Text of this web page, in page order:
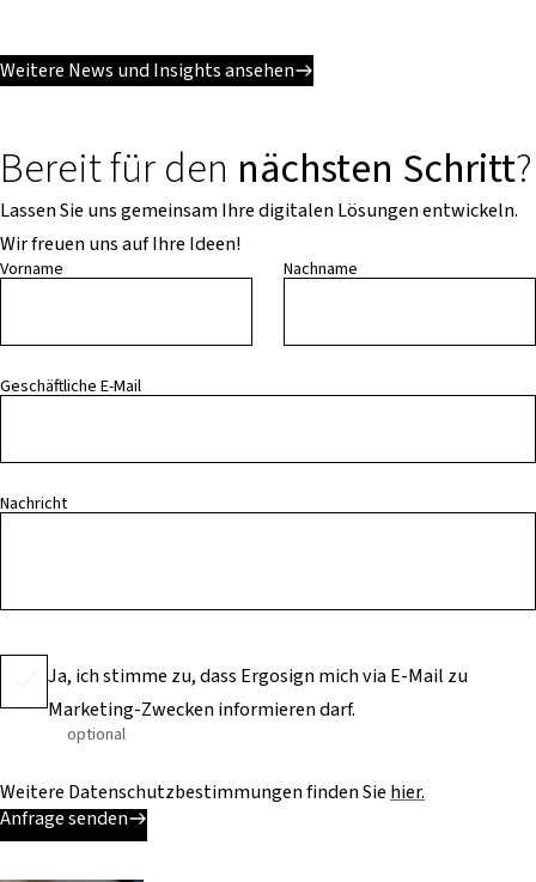
Weitere News und Insights ansehen
Bereit für den nächsten Schritt?
Lassen Sie uns gemeinsam Ihre digitalen Lösungen entwickeln.
Wir freuen uns auf Ihre Ideen!
Vorname Nachname
Geschäftliche E-Mail
Nachricht
Ja, ich stimme zu, dass Ergosign mich via E-Mail zu
Marketing-Zwecken informieren darf.
optional
Weitere Datenschutzbestimmungen finden Sie hier.
Anfrage senden